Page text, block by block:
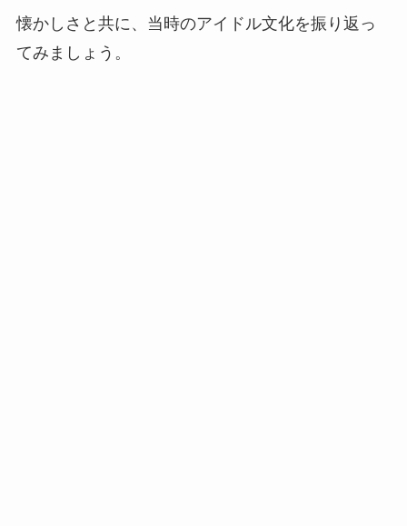
懐かしさと共に、当時のアイドル文化を振り返っ
てみましょう。